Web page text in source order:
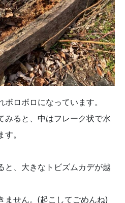
ロボロになっています。
みると、中はフレーク状で水
。
と、大きなトビズムカデが越
ません。(起こしてごめんね)